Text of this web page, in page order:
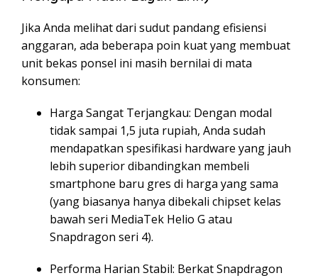
Jika Anda melihat dari sudut pandang efisiensi
anggaran, ada beberapa poin kuat yang membuat
unit bekas ponsel ini masih bernilai di mata
konsumen:
Harga Sangat Terjangkau: Dengan modal
tidak sampai 1,5 juta rupiah, Anda sudah
mendapatkan spesifikasi hardware yang jauh
lebih superior dibandingkan membeli
smartphone baru gres di harga yang sama
(yang biasanya hanya dibekali chipset kelas
bawah seri MediaTek Helio G atau
Snapdragon seri 4).
Performa Harian Stabil: Berkat Snapdragon